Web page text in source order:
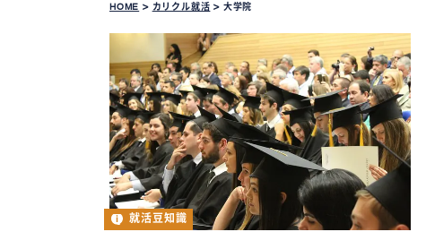
HOME > カリクル就活 > 大学院
就活豆知識